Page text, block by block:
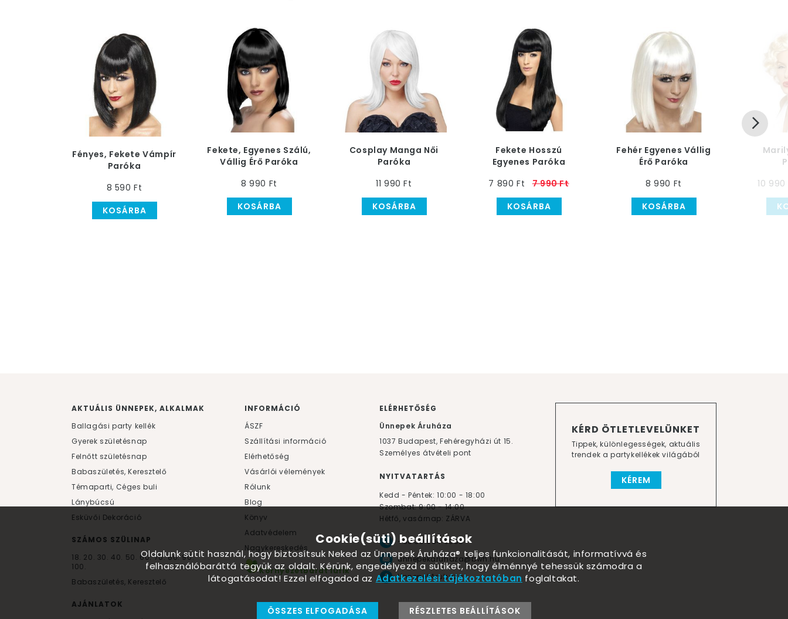
Fényes, Fekete Vámpír
Paróka
8 590 Ft
KOSÁRBA
Fekete, Egyenes Szálú,
Vállig Érő Paróka
8 990 Ft
KOSÁRBA
Cosplay Manga Női
Paróka
11 990 Ft
KOSÁRBA
Fekete Hosszú
Egyenes Paróka
7 890 Ft
7 990 Ft
KOSÁRBA
Fehér Egyenes Vállig
Érő Paróka
8 990 Ft
KOSÁRBA
10 990
KÉRD ÖTLETLEVELÜNKET
Tippek, különlegességek, aktuális
trendek a partykellékek világából
KÉREM
AKTUÁLIS ÜNNEPEK, ALKALMAK
Ballagási party kellék
Gyerek születésnap
Felnőtt születésnap
Babaszületés, Keresztelő
Témaparti, Céges buli
Lánybúcsú
Esküvői Dekoráció
SZÁMOS SZÜLINAP
18. 20. 30. 40. 50. 60.70.80.90.
100.
Babaszületés, Keresztelő
AJÁNLATOK
INFORMÁCIÓ
ÁSZF
Szállítási információ
Elérhetőség
Vásárlói vélemények
Rólunk
Blog
Könyv
Adatvédelem
Nagykereskedés
Környezetbarát lufik
ELÉRHETŐSÉG
Ünnepek Áruháza
1037 Budapest, Fehéregyházi út 15.
Személyes átvételi pont
NYITVATARTÁS
Kedd - Péntek: 10:00 - 18:00
Szombat: 9:00 - 14:00
Hétfő, vasárnap: ZÁRVA
+36 30 984 6955
unnepekaruhaza@bwh.hu
UnnepekAruhaza
Cookie(süti) beállítások
Oldalunk sütit használ, hogy biztosítsuk Neked az Ünnepek Áruháza® teljes funkcionalitását, informatívvá és
felhasználóbaráttá tegyük az oldalt. Kérünk, engedélyezd a sütiket, hogy élménnyé tehessük számodra a
látogatásodat! Ezzel elfogadod az Adatkezelési tájékoztatóban foglaltakat.
ÖSSZES ELFOGADÁSA RÉSZLETES BEÁLLÍTÁSOK